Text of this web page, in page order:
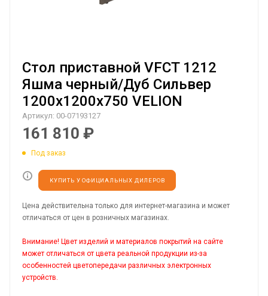
Стол приставной VFCT 1212
Яшма черный/Дуб Сильвер
1200х1200х750 VELION
Артикул: 00-07193127
161 810 ₽
Под заказ
КУПИТЬ У ОФИЦИАЛЬНЫХ ДИЛЕРОВ
Цена действительна только для интернет-магазина и может
отличаться от цен в розничных магазинах.
Внимание! Цвет изделий и материалов покрытий на сайте
может отличаться от цвета реальной продукции из-за
особенностей цветопередачи различных электронных
устройств.